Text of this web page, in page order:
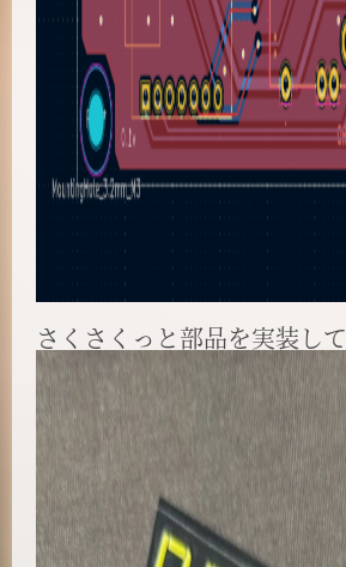
さくさくっと部品を実装して